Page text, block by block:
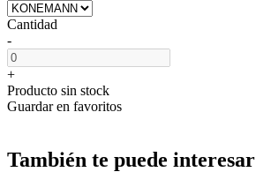
Cantidad
-
+
Producto sin stock
Guardar en favoritos
También te puede interesar